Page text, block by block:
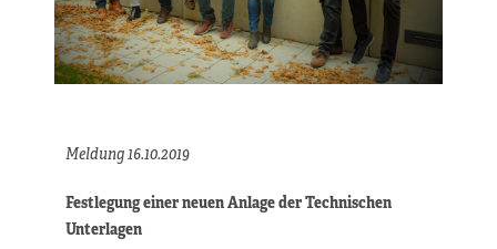
Meldung 16.10.2019
Festlegung einer neuen Anlage der Technischen
Unterlagen